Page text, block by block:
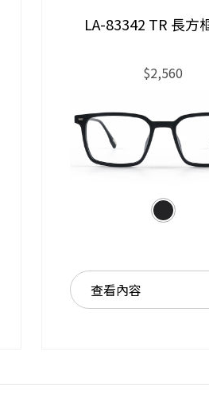
LA-83342 TR 長方
$2,560
查看內容